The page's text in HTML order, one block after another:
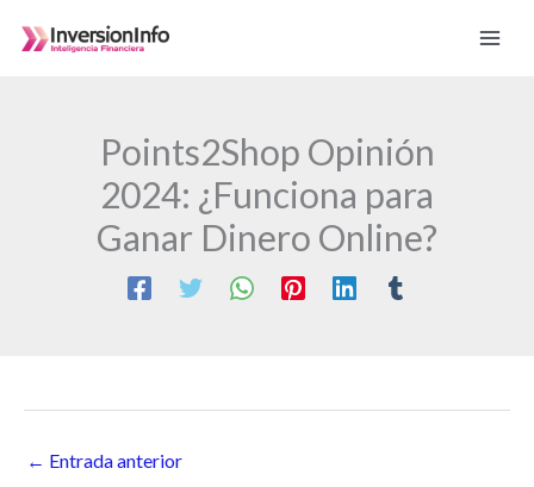
Points2Shop Opinión
2024: ¿Funciona para
Ganar Dinero Online?
← Entrada anterior